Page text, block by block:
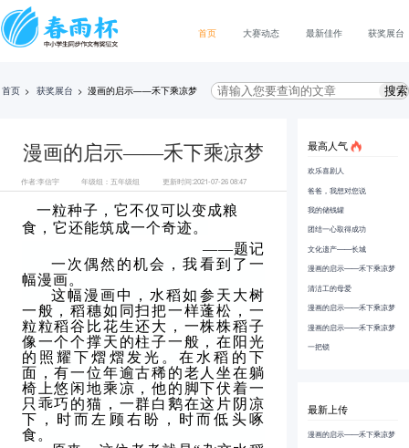
首页 大赛动态 最新佳作 获奖展台
首页 > 获奖展台 > 漫画的启示——禾下乘凉梦
漫画的启示——禾下乘凉梦
作者:李信宇 年级组：五年级组 更新时间:2021-07-26 08:47
一粒种子，它不仅可以变成粮
食，它还能筑成一个奇迹。
——题记
一次偶然的机会，我看到了一
幅漫画。
这幅漫画中，水稻如参天大树
一般，稻穗如同扫把一样蓬松，一
粒粒稻谷比花生还大，一株株稻子
像一个个撑天的柱子一般，在阳光
的照耀下熠熠发光。在水稻的下
面，有一位年逾古稀的老人坐在躺
椅上悠闲地乘凉，他的脚下伏着一
只乖巧的猫，一群白鹅在这片阴凉
下，时而左顾右盼，时而低头啄
食。
最高人气
欢乐喜剧人
爸爸，我想对您说
我的储钱罐
团结一心取得成功
文化遗产——长城
漫画的启示——禾下乘凉梦
清洁工的母爱
漫画的启示——禾下乘凉梦
漫画的启示——禾下乘凉梦
一把锁
最新上传
漫画的启示——禾下乘凉梦